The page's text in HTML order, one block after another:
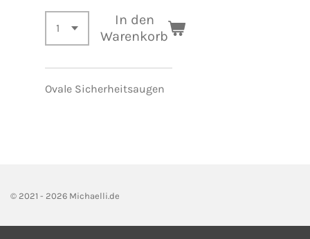
In den
Warenkorb
Ovale Sicherheitsaugen
© 2021 - 2026 Michaelli.de